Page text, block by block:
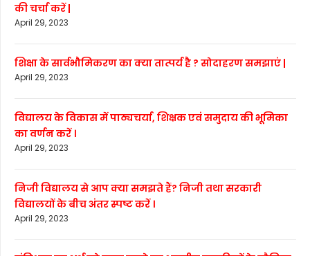
की चर्चा करें |
April 29, 2023
शिक्षा के सार्वभौमिकरण का क्या तात्पर्य है ? सोदाहरण समझाएं |
April 29, 2023
विद्यालय के विकास में पाठ्यचर्या, शिक्षक एवं समुदाय की भूमिका
का वर्णन करें ।
April 29, 2023
निजी विद्यालय से आप क्या समझते हैं? निजी तथा सरकारी
विद्यालयों के बीच अंतर स्पष्ट करें ।
April 29, 2023